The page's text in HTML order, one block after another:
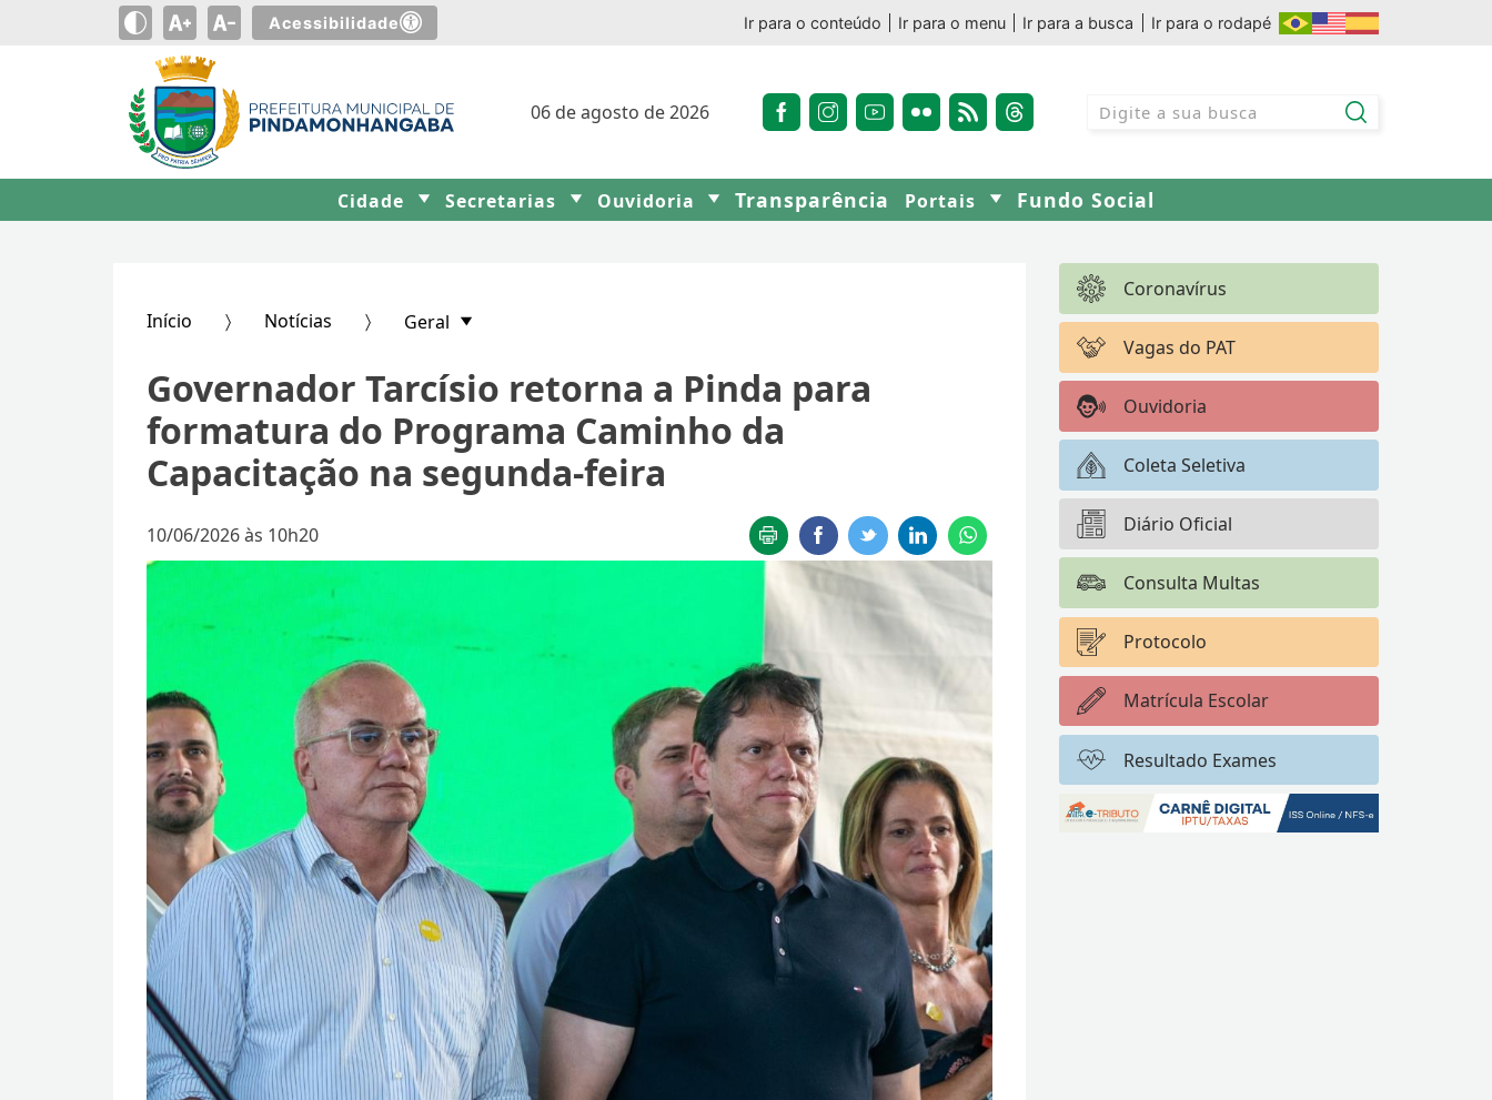
Acessibilidade Ir para o conteúdo Ir para o menu Ir para a busca Ir para o rodapé
06 de agosto de 2026
Cidade Secretarias Ouvidoria Transparência Portais Fundo Social
Início Notícias Geral
Governador Tarcísio retorna a Pinda para
formatura do Programa Caminho da
Capacitação na segunda-feira
10/06/2026 às 10h20
Coronavírus
Vagas do PAT
Ouvidoria
Coleta Seletiva
Diário Oficial
Consulta Multas
Protocolo
Matrícula Escolar
Resultado Exames